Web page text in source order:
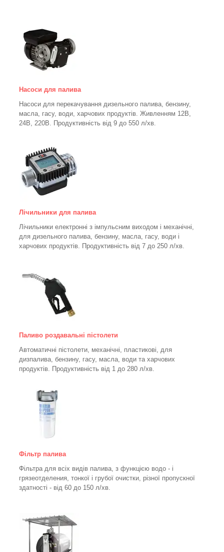
Насоси для палива
Насоси для перекачування дизельного палива, бензину,
масла, гасу, води, харчових продуктів. Живленням 12В,
24В, 220В. Продуктивність від 9 до 550 л/хв.
Лічильники для палива
Лічильники електронні з імпульсним виходом і механічні,
для дизельного палива, бензину, масла, гасу, води і
харчових продуктів. Продуктивність від 7 до 250 л/хв.
Паливо роздавальні пістолети
Автоматичні пістолети, механічні, пластикові, для
дизпалива, бензину, гасу, масла, води та харчових
продуктів. Продуктивність від 1 до 280 л/хв.
Фільтр палива
Фільтра для всіх видів палива, з функцією водо - і
грязеотделения, тонкої і грубої очистки, різної пропускної
здатності - від 60 до 150 л/хв